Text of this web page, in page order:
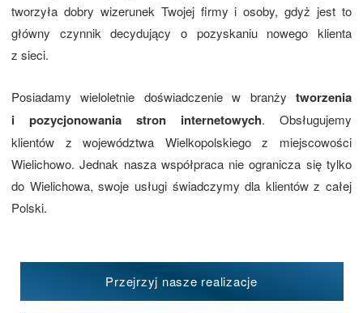
tworzyła dobry wizerunek Twojej firmy i osoby, gdyż jest to
główny czynnik decydujący o pozyskaniu nowego klienta
z sieci.
Posiadamy wieloletnie doświadczenie w branży tworzenia
i pozycjonowania stron internetowych. Obsługujemy
klientów z województwa Wielkopolskiego z miejscowości
Wielichowo. Jednak nasza współpraca nie ogranicza się tylko
do Wielichowa, swoje usługi świadczymy dla klientów z całej
Polski.
Przejrzyj nasze realizacje